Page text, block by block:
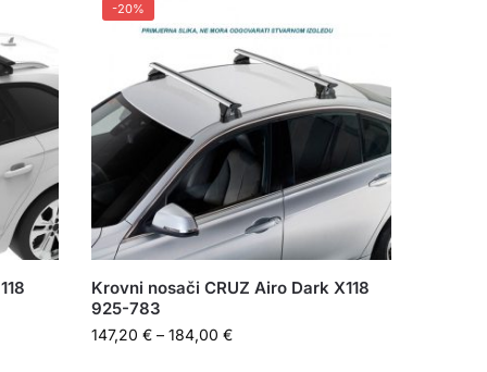
-20%
Krovni nosači CRUZ Airo Dark X118
925-783
147,20€ – 184,00€